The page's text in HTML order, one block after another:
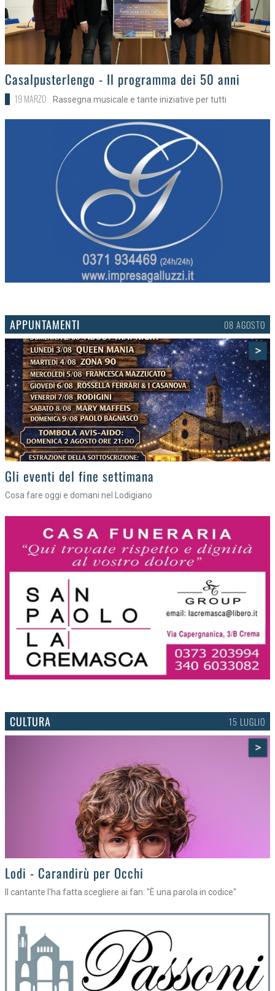
>
Casalpusterlengo - Il programma dei 50 anni
19 MARZO Rassegna musicale e tante iniziative per tutti
APPUNTAMENTI 06 AGOSTO
>
Gli appuntamenti fino a sabato
Cosa fare nel Lodigiano
CULTURA 15 LUGLIO
>
Lodi - Carandirù per Occhi
Il cantante l'ha fatta scegliere ai fan: "È una parola in codice"